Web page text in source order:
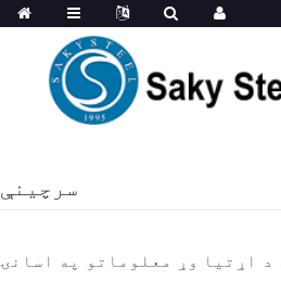
سرچینې
د اړتیا وړ معلوماتو په اسانۍ